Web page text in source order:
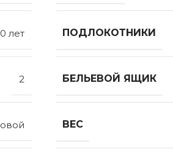
лет ПОДЛОКОТНИКИ
2 БЕЛЬЕВОЙ ЯЩИК
ВЕС